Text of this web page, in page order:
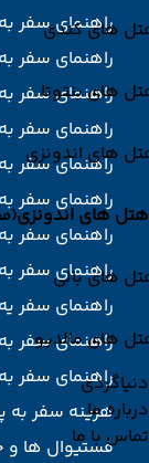
های کندی
های بنتوتا
های اندونزی
هتل های اندونزی
های بالی
های مالدیو
دنیاگردی
درباره ما
تماس با ما
راهنمای سفر
راهنمای سفر
راهنمای سفر
راهنمای سفر به
راهنمای سفر
راهنمای سفر
راهنمای سفر
راهنمای سفر
راهنمای سفر
راهنمای سفر
راهنمای سفر
هزینه سفر به
فستیوال ها و